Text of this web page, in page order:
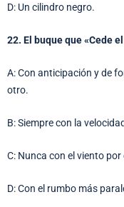
D: Un cilindro negro.
22. El buque que «Cede
A: Con anticipación y de
otro.
B: Siempre con la
C: Nunca con el viento por
D: Con el rumbo más